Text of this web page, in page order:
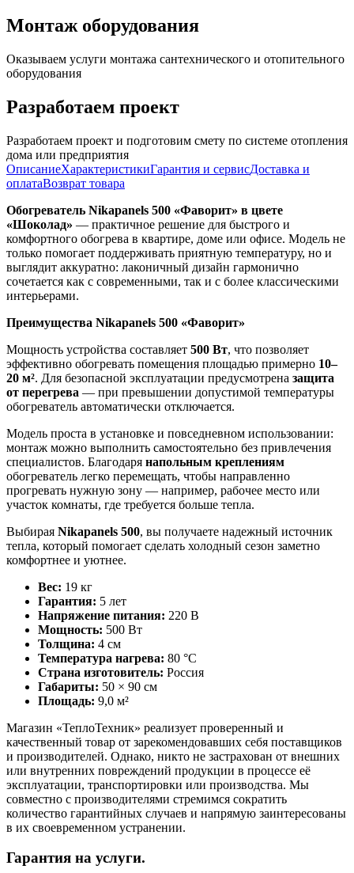
Монтаж оборудования
Оказываем услуги монтажа сантехнического и отопительного
оборудования
Разработаем проект
Разработаем проект и подготовим смету по системе отопления
дома или предприятия
ОписаниеХарактеристикиГарантия и сервисДоставка и
оплатаВозврат товара
Обогреватель Nikapanels 500 «Фаворит» в цвете
«Шоколад» — практичное решение для быстрого и
комфортного обогрева в квартире, доме или офисе. Модель не
только помогает поддерживать приятную температуру, но и
выглядит аккуратно: лаконичный дизайн гармонично
сочетается как с современными, так и с более классическими
интерьерами.
Преимущества Nikapanels 500 «Фаворит»
Мощность устройства составляет 500 Вт, что позволяет
эффективно обогревать помещения площадью примерно 10–
20 м². Для безопасной эксплуатации предусмотрена защита
от перегрева — при превышении допустимой температуры
обогреватель автоматически отключается.
Модель проста в установке и повседневном использовании:
монтаж можно выполнить самостоятельно без привлечения
специалистов. Благодаря напольным креплениям
обогреватель легко перемещать, чтобы направленно
прогревать нужную зону — например, рабочее место или
участок комнаты, где требуется больше тепла.
Выбирая Nikapanels 500, вы получаете надежный источник
тепла, который помогает сделать холодный сезон заметно
комфортнее и уютнее.
Вес: 19 кг
Гарантия: 5 лет
Напряжение питания: 220 В
Мощность: 500 Вт
Толщина: 4 см
Температура нагрева: 80 °C
Страна изготовитель: Россия
Габариты: 50 × 90 см
Площадь: 9,0 м²
Магазин «ТеплоТехник» реализует проверенный и
качественный товар от зарекомендовавших себя поставщиков
и производителей. Однако, никто не застрахован от внешних
или внутренних повреждений продукции в процессе её
эксплуатации, транспортировки или производства. Мы
совместно с производителями стремимся сократить
количество гарантийных случаев и напрямую заинтересованы
в их своевременном устранении.
Гарантия на услуги.